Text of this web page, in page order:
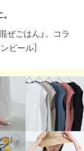
ぜごはん」。コラ
ビール］